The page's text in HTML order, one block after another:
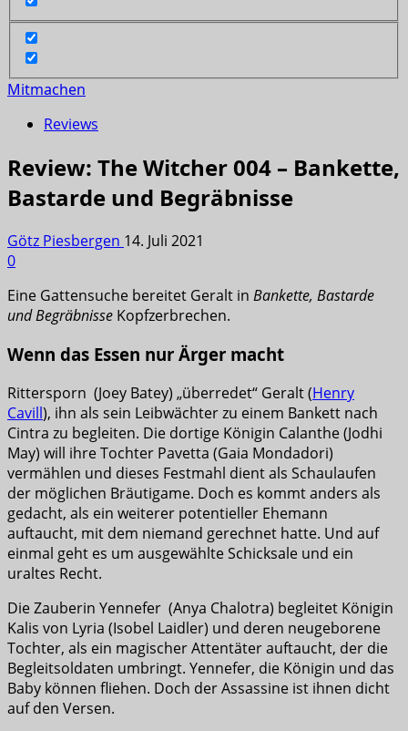
Mitmachen
Reviews
Review: The Witcher 004 – Bankette,
Bastarde und Begräbnisse
Götz Piesbergen 14. Juli 2021
0
Eine Gattensuche bereitet Geralt in Bankette, Bastarde
und Begräbnisse Kopfzerbrechen.
Wenn das Essen nur Ärger macht
Rittersporn (Joey Batey) „überredet“ Geralt (Henry
Cavill), ihn als sein Leibwächter zu einem Bankett nach
Cintra zu begleiten. Die dortige Königin Calanthe (Jodhi
May) will ihre Tochter Pavetta (Gaia Mondadori)
vermählen und dieses Festmahl dient als Schaulaufen
der möglichen Bräutigame. Doch es kommt anders als
gedacht, als ein weiterer potentieller Ehemann
auftaucht, mit dem niemand gerechnet hatte. Und auf
einmal geht es um ausgewählte Schicksale und ein
uraltes Recht.
Die Zauberin Yennefer (Anya Chalotra) begleitet Königin
Kalis von Lyria (Isobel Laidler) und deren neugeborene
Tochter, als ein magischer Attentäter auftaucht, der die
Begleitsoldaten umbringt. Yennefer, die Königin und das
Baby können fliehen. Doch der Assassine ist ihnen dicht
auf den Versen.